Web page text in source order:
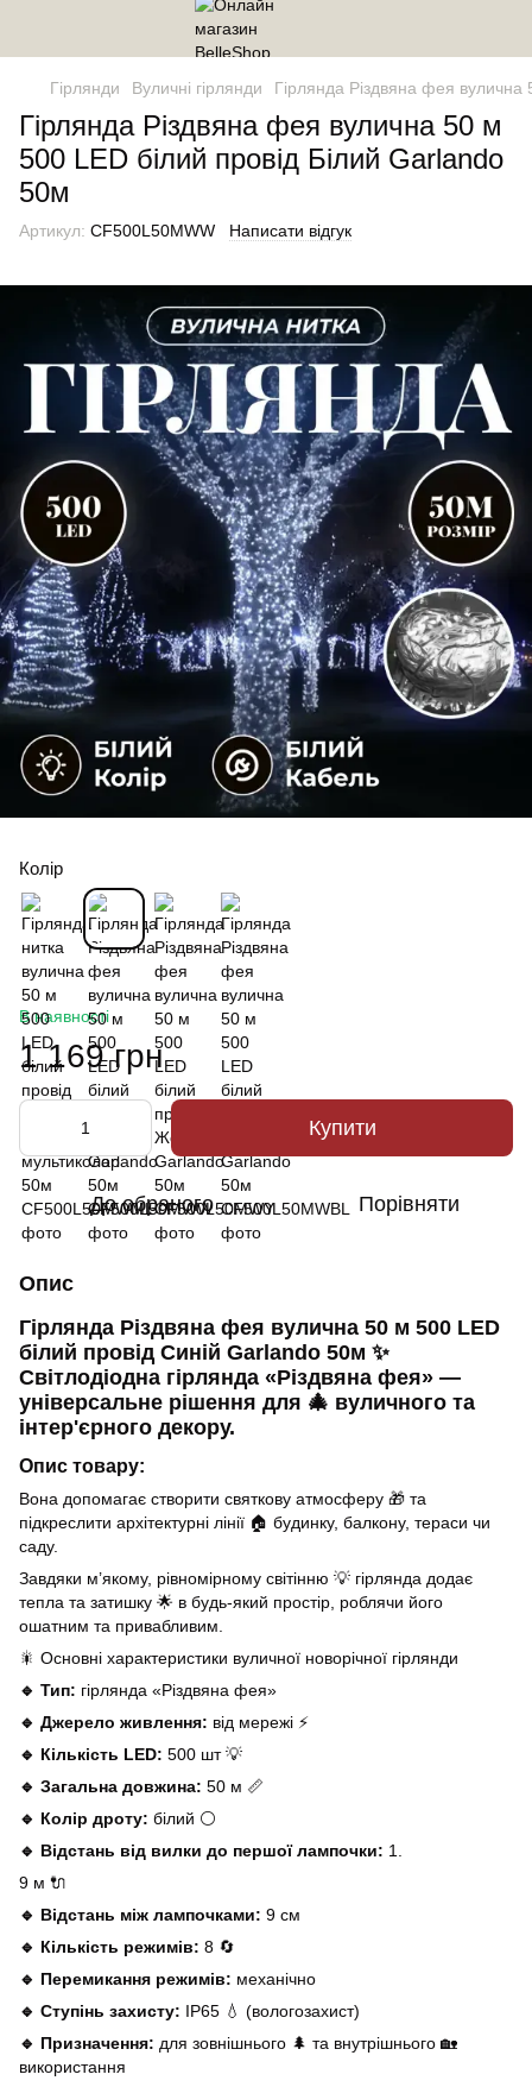
Гірлянди Вуличні гірлянди Гірлянда Різдвяна фея
Гірлянда Різдвяна фея вулична 50 м
500 LED білий провід Білий Garlando
50м
Артикул: CF500L50MWW Написати відгук
Колір
В наявності
1 169 грн
Купити
До обраного Порівняти
Опис
Гірлянда Різдвяна фея вулична 50 м 500 LED
білий провід Синій Garlando 50м ✨
Світлодіодна гірлянда «Різдвяна фея» —
універсальне рішення для 🎄 вуличного та
інтер'єрного декору.
Опис товару:
Вона допомагає створити святкову атмосферу 🎁 та
підкреслити архітектурні лінії 🏠 будинку, балкону, тераси чи
саду.
Завдяки м’якому, рівномірному світінню 💡 гірлянда додає
тепла та затишку 🌟 в будь-який простір, роблячи його
ошатним та привабливим.
🎇 Основні характеристики вуличної новорічної гірлянди
🔹 Тип: гірлянда «Різдвяна фея»
🔹 Джерело живлення: від мережі ⚡
🔹 Кількість LED: 500 шт 💡
🔹 Загальна довжина: 50 м 📏
🔹 Колір дроту: білий ⚪
🔹 Відстань від вилки до першої лампочки: 1.
9 м 🔌
🔹 Відстань між лампочками: 9 см
🔹 Кількість режимів: 8 🔄
🔹 Перемикання режимів: механічно
🔹 Ступінь захисту: IP65 💧 (вологозахист)
🔹 Призначення: для зовнішнього 🌲 та внутрішнього 🏡
використання